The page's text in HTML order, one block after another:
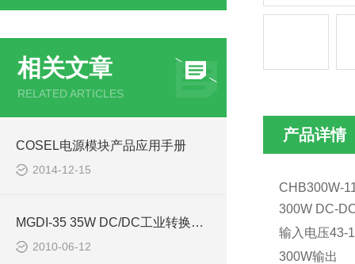
相关文章
RELATED ARTICLES
COSEL电源模块产品应用手册
2014-12-15
MGDI-35 35W DC/DC工业转换器-西安浩南电子科技
2010-06-12
产品详情
CHB300W-
300W DC-
输入电压43-
300W输出